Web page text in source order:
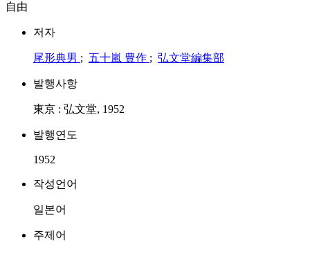
自由
저자
尾形典男 ; 五十嵐 豊作 ; 弘文堂編集部
발행사항
東京 : 弘文堂, 1952
발행연도
1952
작성언어
일본어
주제어